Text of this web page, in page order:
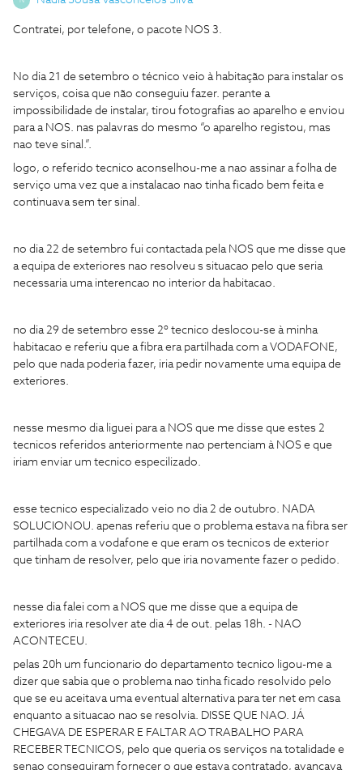
Contratei, por telefone, o pacote NOS 3.
No dia 21 de setembro o técnico veio à habitação para instalar os
serviços, coisa que não conseguiu fazer. perante a
impossibilidade de instalar, tirou fotografias ao aparelho e enviou
para a NOS. nas palavras do mesmo “o aparelho registou, mas
nao teve sinal.”.
logo, o referido tecnico aconselhou-me a nao assinar a folha de
serviço uma vez que a instalacao nao tinha ficado bem feita e
continuava sem ter sinal.
no dia 22 de setembro fui contactada pela NOS que me disse que
a equipa de exteriores nao resolveu s situacao pelo que seria
necessaria uma interencao no interior da habitacao.
no dia 29 de setembro esse 2º tecnico deslocou-se à minha
habitacao e referiu que a fibra era partilhada com a VODAFONE,
pelo que nada poderia fazer, iria pedir novamente uma equipa de
exteriores.
nesse mesmo dia liguei para a NOS que me disse que estes 2
tecnicos referidos anteriormente nao pertenciam à NOS e que
iriam enviar um tecnico especilizado.
esse tecnico especializado veio no dia 2 de outubro. NADA
SOLUCIONOU. apenas referiu que o problema estava na fibra ser
partilhada com a vodafone e que eram os tecnicos de exterior
que tinham de resolver, pelo que iria novamente fazer o pedido.
nesse dia falei com a NOS que me disse que a equipa de
exteriores iria resolver ate dia 4 de out. pelas 18h. - NAO
ACONTECEU.
pelas 20h um funcionario do departamento tecnico ligou-me a
dizer que sabia que o problema nao tinha ficado resolvido pelo
que se eu aceitava uma eventual alternativa para ter net em casa
enquanto a situacao nao se resolvia. DISSE QUE NAO. JÁ
CHEGAVA DE ESPERAR E FALTAR AO TRABALHO PARA
RECEBER TECNICOS, pelo que queria os serviços na totalidade e
senao conseguiram fornecer o que estava contratado, avancava